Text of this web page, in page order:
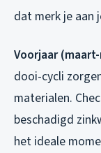
dat merk je aan
Voorjaar
dooi-cycli
materialen.
beschadigd
het ideale